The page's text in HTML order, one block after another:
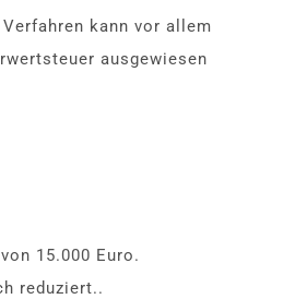
kann vor allem
ausgewiesen
15.000 Euro.
reduziert..